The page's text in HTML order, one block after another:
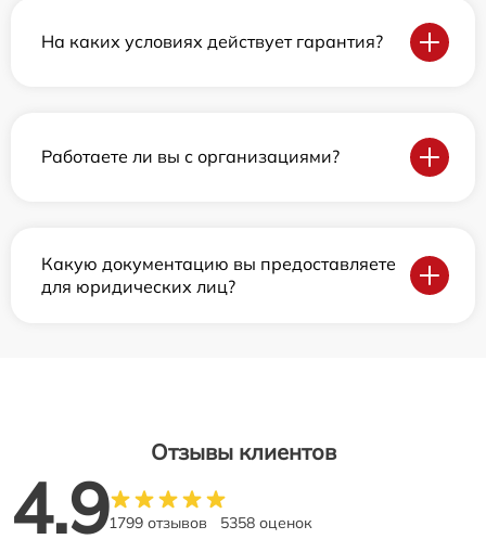
На каких условиях действует гарантия?
Работаете ли вы с организациями?
Какую документацию вы предоставляете
для юридических лиц?
Отзывы клиентов
4.91799 отзывов 5358 оценок